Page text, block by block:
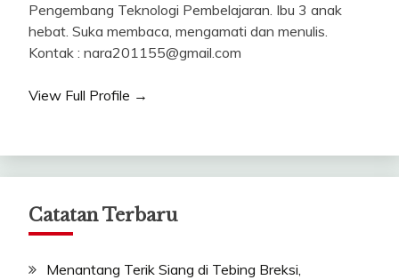
Pengembang Teknologi Pembelajaran. Ibu 3 anak
hebat. Suka membaca, mengamati dan menulis.
Kontak : nara201155@gmail.com
View Full Profile →
Catatan Terbaru
Menantang Terik Siang di Tebing Breksi,